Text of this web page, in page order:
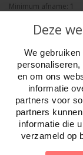
Minimum afname: 1
Aantal
Deze
We
en om ons
informatie
partners voor
partners
informatie die
verzameld op